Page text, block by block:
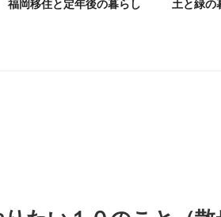
福岡移住と定年後の暮らし 土と緑の